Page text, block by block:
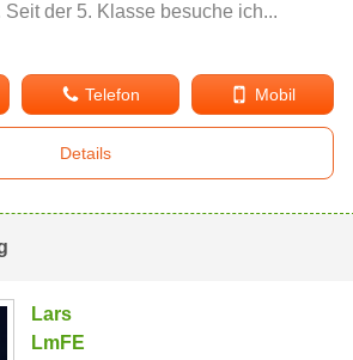
der 5. Klasse besuche ich...
Telefon Mobil
Details
Lars
LmFE